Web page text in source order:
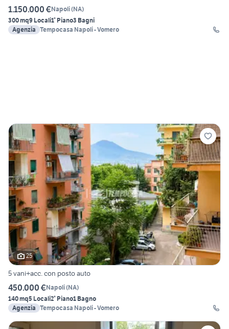
1.150.000 €Napoli(NA)
300 mq9 Locali1° Piano3 Bagni
Agenzia Tempocasa Napoli - Vomero
25
5 vani+acc. con posto auto
450.000 €Napoli(NA)
140 mq5 Locali2° Piano1 Bagno
Agenzia Tempocasa Napoli - Vomero